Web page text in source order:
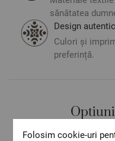
sănătatea
Design autentic
Culori și
preferință.
Folosim cookie-uri